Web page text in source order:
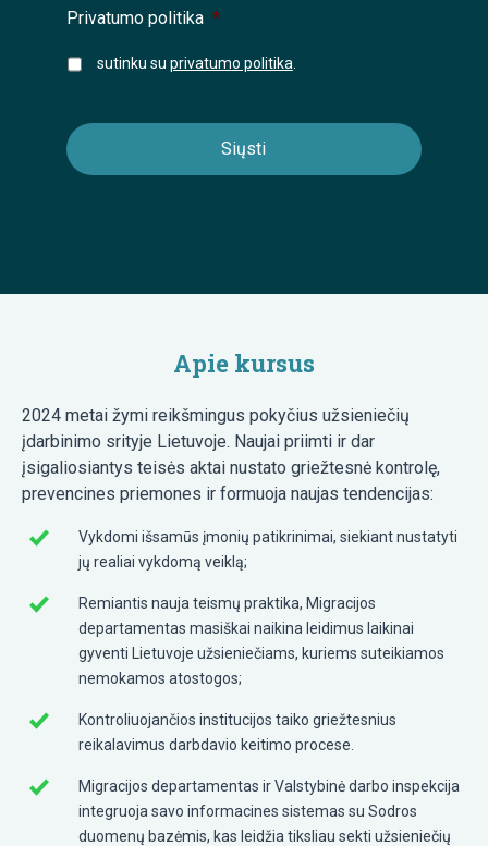
Privatumo politika *
sutinku su privatumo politika
Apie kursus
2024 metai žymi reikšmingus pokyčius užsieniečių
įdarbinimo srityje Lietuvoje. Naujai priimti ir dar
įsigaliosiantys teisės aktai nustato griežtesnė kontrolę,
prevencines priemones ir formuoja naujas tendencijas:
Vykdomi išsamūs įmonių patikrinimai, siekiant nustatyti
jų realiai vykdomą veiklą;
Remiantis nauja teismų praktika, Migracijos
departamentas masiškai naikina leidimus laikinai
gyventi Lietuvoje užsieniečiams, kuriems suteikiamos
nemokamos atostogos;
Kontroliuojančios institucijos taiko griežtesnius
reikalavimus darbdavio keitimo procese.
Migracijos departamentas ir Valstybinė darbo inspekcija
integruoja savo informacines sistemas su Sodros
duomenų bazėmis, kas leidžia tiksliau sekti užsieniečių